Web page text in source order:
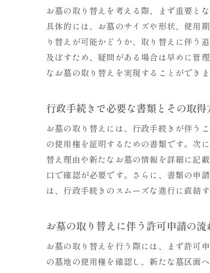
お墓の取り替えを考える際、まず重要と
具体的には、お墓のサイズや形状、使用
り替えが可能かどうか、取り替えに伴う
及ぼすため、疑問がある場合は早めに管
なお墓の取り替えを実現することができま
行政手続きで必要な書類とその取得
お墓の取り替えには、行政手続きが伴う
の使用権を証明するための書類です。次
替え理由や新たなお墓の情報を詳細に記
口で確認が必要です。さらに、書類の申
は、行政手続きのスムーズな進行に直結
お墓の取り替えに伴う許可申請の流
お墓の取り替えを行う際には、まず許可
の墓地の使用権を確認し、新たな墓区画